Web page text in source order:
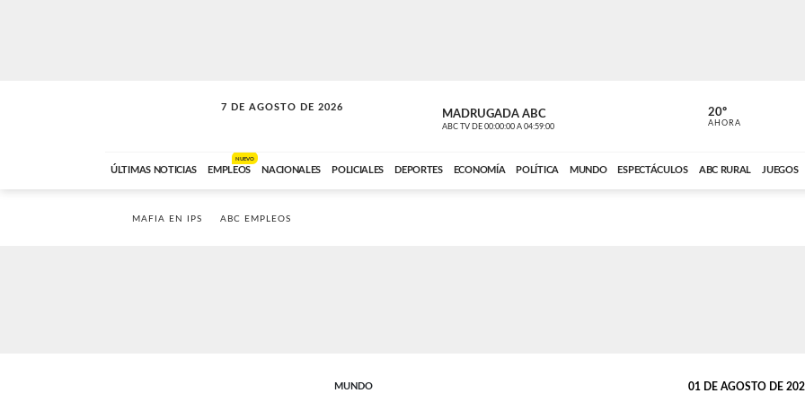
7 DE AGOSTO DE 2026
SOLO MÚSICA MADRUGADA ABC
ABC TV DE 00:00:00 A 04:59:00 ABC CARDINAL
20º
AHORA
ÚLTIMAS NOTICIAS EMPLEOS
NUEVO
NACIONALES POLICIALES DEPORTES ECONOMÍA POLÍTICA MUNDO ESPECTÁCULOS ABC RURAL JUEGOS
MAFIA EN IPS ABC EMPLEOS
MUNDO 01 DE AGOSTO DE